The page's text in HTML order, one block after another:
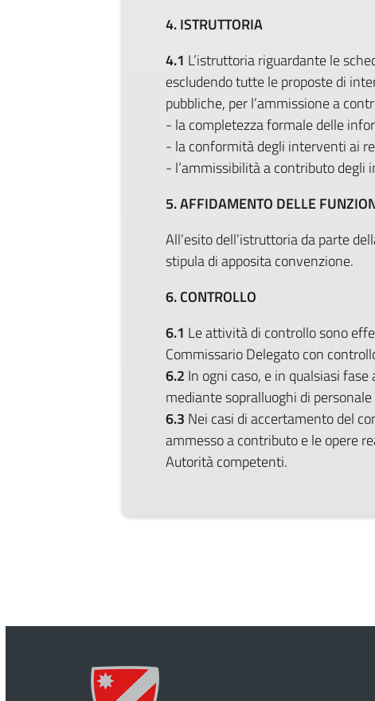
4. ISTRUTTORIA
4.1 L’istruttoria riguardante le
escludendo tutte le proposte di
pubbliche, per l’ammissione a
- la completezza formale delle
- la conformità degli interventi ai
- l’ammissibilità a contributo degli
5. AFFIDAMENTO DELLE
All’esito dell’istruttoria da parte
stipula di apposita convenzione.
6. CONTROLLO
6.1 Le attività di controllo sono
Commissario Delegato con
6.2 In ogni caso, e in qualsiasi
mediante sopralluoghi di
6.3 Nei casi di accertamento del
ammesso a contributo e le opere
Autorità competenti.